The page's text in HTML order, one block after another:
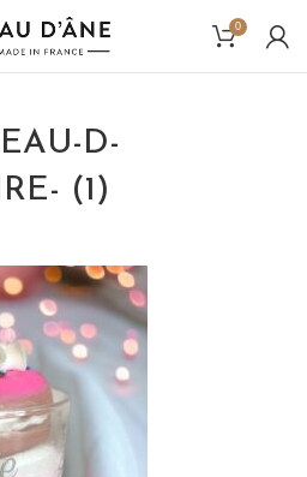
0
D-
(1)